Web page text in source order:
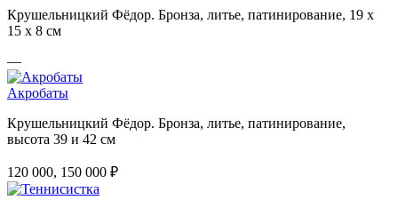
Крушельницкий Фёдор. Бронза, литье, патинирование, 19 х
15 х 8 см
—
Акробаты
Крушельницкий Фёдор. Бронза, литье, патинирование,
высота 39 и 42 см
120 000, 150 000 ₽